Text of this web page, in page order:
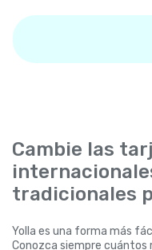
Cambie las
tradicionales
Yolla es una forma más
Conozca siempre